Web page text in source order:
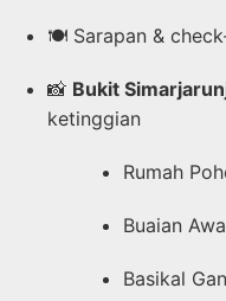
🍽️ Sarapan &
📸 Bukit
ketinggian
Rumah
Buaian
Basikal